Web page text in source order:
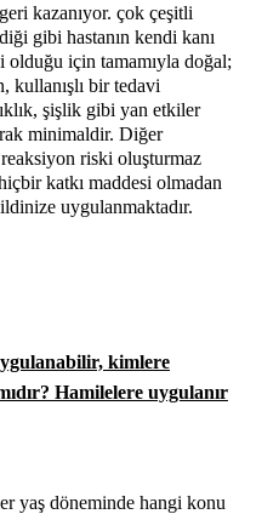
kazanıyor. çok çeşitli
gibi hastanın kendi kanı
olduğu için tamamıyla doğal;
kullanışlı bir tedavi
şişlik gibi yan etkiler
minimaldir. Diğer
riski oluşturmaz
katkı maddesi olmadan
uygulanmaktadır.
kimlere
Hamilelere uygulanır
yaş döneminde hangi konu